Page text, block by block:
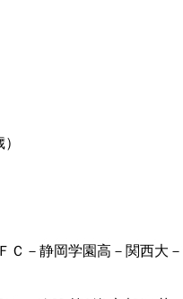
Ｃ－静岡学園高－関西大－